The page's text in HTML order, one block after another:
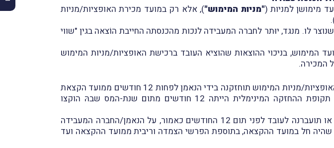
מימושן למניות ("מניות המימוש"), אלא רק במועד מכירת האופציות/מניות
לו. מנגד, יוּתר לחברה המעבידה לנכות מהכנסתה החייבת הוֹצאה בגין "שווי
המימוש, בניכוי ההוצאות שהוציא העובד ברכישת האופציות/מניות המימוש
המכירה.
יודגש, כי תנאי לכך שהעובד יחויב במס רק במועד המימוש (ולא לפני כן) הוא, שהאופציות/מניות המימוש תוחזקנה בידי הנאמן לפחות 12 חודשים ממועד הקצאת
האופציות והפקדתן בידי הנאמן (לגבי הקצאות בתקופה 31.12.2005-1.1.03 תקופת ההחזקה המינימלית הייתה 12 חודשים מתום שנת-המס שבהּ הוקצו
היה והאופציות/מניות המימוש תימכרנה (למעט מכירה שלא מרצון) לצד שלישי או תועברנה לעובד לפני תום 12 החודשים כאמור, על הנאמן/החברה המעבידה
חל במועד ההקצאה, בתוספת הפרשי הצמדה וריבית ממועד ההקצאה ועד